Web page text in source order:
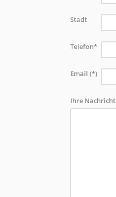
Stadt
Telefon*
Email (*)
Ihre Nachricht